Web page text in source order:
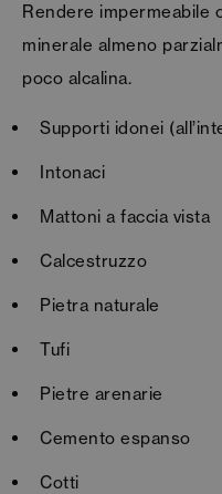
Rendere impermeabile
minerale almeno
poco alcalina.
Supporti idonei
Intonaci
Mattoni a faccia vista
Calcestruzzo
Pietra naturale
Tufi
Pietre arenarie
Cemento espanso
Cotti